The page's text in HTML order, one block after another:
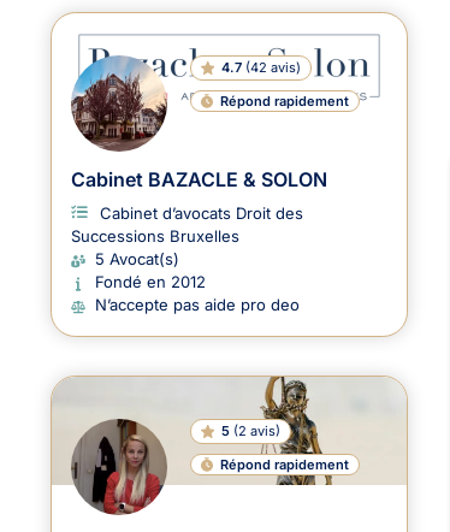
4.7 (42 avis)
Répond rapidement
Cabinet BAZACLE & SOLON
Cabinet d’avocats Droit des
Successions Bruxelles
5 Avocat(s)
Fondé en 2012
N’accepte pas aide pro deo
5 (2 avis)
Répond rapidement